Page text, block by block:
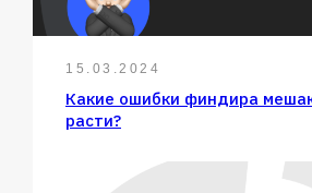
15.03.2024
Какие ошибки финдира
расти?